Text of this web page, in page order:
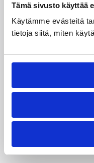
Tämä sivusto käyttää
Käytämme evästeitä
tietoja siitä, miten